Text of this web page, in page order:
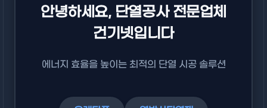
안녕하세요, 단열공사 전문업체
건기넷입니다
에너지 효율을 높이는 최적의 단열 시공 솔루션